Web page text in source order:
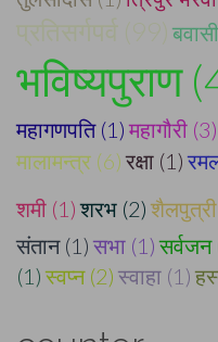
प्रतिसर्गपर्व (99)
भविष्यपुराण
महागणपति (1) महागौरी (3)
मालामन्त्र (6) रक्षा (1)
शमी (1) शरभ (2)
संतान (1) सभा (1) सर्वजन
(1) स्वप्न (2) स्वाहा (1)